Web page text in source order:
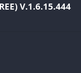
V.1.6.15.444